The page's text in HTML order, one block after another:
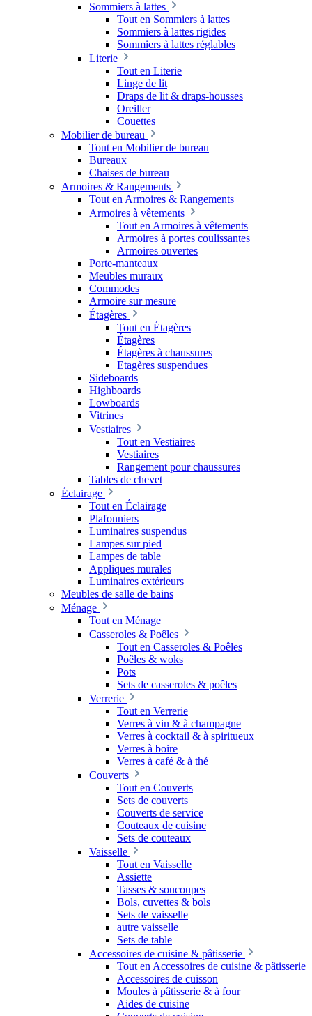
Sommiers à lattes
Tout en Sommiers à lattes
Sommiers à lattes rigides
Sommiers à lattes réglables
Literie
Tout en Literie
Linge de lit
Draps de lit & draps-housses
Oreiller
Couettes
Mobilier de bureau
Tout en Mobilier de bureau
Bureaux
Chaises de bureau
Armoires & Rangements
Tout en Armoires & Rangements
Armoires à vêtements
Tout en Armoires à vêtements
Armoires à portes coulissantes
Armoires ouvertes
Porte-manteaux
Meubles muraux
Commodes
Armoire sur mesure
Étagères
Tout en Étagères
Étagères
Étagères à chaussures
Etagères suspendues
Sideboards
Highboards
Lowboards
Vitrines
Vestiaires
Tout en Vestiaires
Vestiaires
Rangement pour chaussures
Tables de chevet
Éclairage
Tout en Éclairage
Plafonniers
Luminaires suspendus
Lampes sur pied
Lampes de table
Appliques murales
Luminaires extérieurs
Meubles de salle de bains
Ménage
Tout en Ménage
Casseroles & Poêles
Tout en Casseroles & Poêles
Poêles & woks
Pots
Sets de casseroles & poêles
Verrerie
Tout en Verrerie
Verres à vin & à champagne
Verres à cocktail & à spiritueux
Verres à boire
Verres à café & à thé
Couverts
Tout en Couverts
Sets de couverts
Couverts de service
Couteaux de cuisine
Sets de couteaux
Vaisselle
Tout en Vaisselle
Assiette
Tasses & soucoupes
Bols, cuvettes & bols
Sets de vaisselle
autre vaisselle
Sets de table
Accessoires de cuisine & pâtisserie
Tout en Accessoires de cuisine & pâtisserie
Accessoires de cuisson
Moules à pâtisserie & à four
Aides de cuisine